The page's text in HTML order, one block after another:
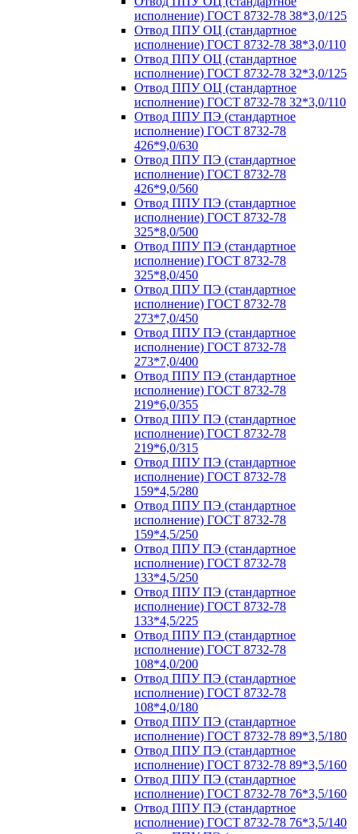
исполнение) ГОСТ 8732-78 38*3,0/125
Отвод ППУ ОЦ (стандартное
исполнение) ГОСТ 8732-78 38*3,0/110
Отвод ППУ ОЦ (стандартное
исполнение) ГОСТ 8732-78 32*3,0/125
Отвод ППУ ОЦ (стандартное
исполнение) ГОСТ 8732-78 32*3,0/110
Отвод ППУ ПЭ (стандартное
исполнение) ГОСТ 8732-78
426*9,0/630
Отвод ППУ ПЭ (стандартное
исполнение) ГОСТ 8732-78
426*9,0/560
Отвод ППУ ПЭ (стандартное
исполнение) ГОСТ 8732-78
325*8,0/500
Отвод ППУ ПЭ (стандартное
исполнение) ГОСТ 8732-78
325*8,0/450
Отвод ППУ ПЭ (стандартное
исполнение) ГОСТ 8732-78
273*7,0/450
Отвод ППУ ПЭ (стандартное
исполнение) ГОСТ 8732-78
273*7,0/400
Отвод ППУ ПЭ (стандартное
исполнение) ГОСТ 8732-78
219*6,0/355
Отвод ППУ ПЭ (стандартное
исполнение) ГОСТ 8732-78
219*6,0/315
Отвод ППУ ПЭ (стандартное
исполнение) ГОСТ 8732-78
159*4,5/280
Отвод ППУ ПЭ (стандартное
исполнение) ГОСТ 8732-78
159*4,5/250
Отвод ППУ ПЭ (стандартное
исполнение) ГОСТ 8732-78
133*4,5/250
Отвод ППУ ПЭ (стандартное
исполнение) ГОСТ 8732-78
133*4,5/225
Отвод ППУ ПЭ (стандартное
исполнение) ГОСТ 8732-78
108*4,0/200
Отвод ППУ ПЭ (стандартное
исполнение) ГОСТ 8732-78
108*4,0/180
Отвод ППУ ПЭ (стандартное
исполнение) ГОСТ 8732-78 89*3,5/180
Отвод ППУ ПЭ (стандартное
исполнение) ГОСТ 8732-78 89*3,5/160
Отвод ППУ ПЭ (стандартное
исполнение) ГОСТ 8732-78 76*3,5/160
Отвод ППУ ПЭ (стандартное
исполнение) ГОСТ 8732-78 76*3,5/140